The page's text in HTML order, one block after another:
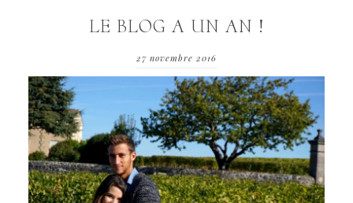
LE BLOG A UN AN !
27 novembre 2016